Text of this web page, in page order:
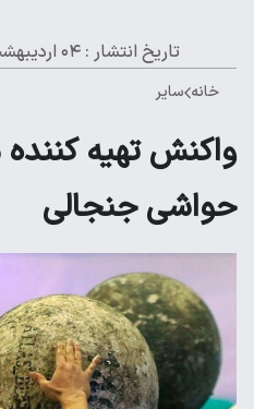
تاریخ انتشار :۰۴ اردیبهشت ۱۴۰۳ - ۱۰:۱۲
خانه سایر
واکنش تهیه
حواشی جنجالی